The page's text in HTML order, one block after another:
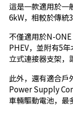
這是一款適用於一
6kW，相較於傳統
不僅適用於N-
PHEV，並附有5
立式連接器支架，
此外，還有適合戶
Power Supply
車輛驅動電池，最